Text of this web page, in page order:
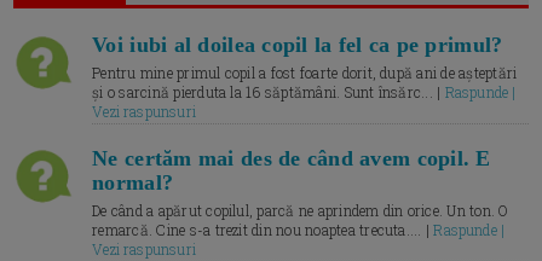
Voi iubi al doilea copil la fel ca pe primul?
Pentru mine primul copil a fost foarte dorit, după ani de așteptări
și o sarcină pierduta la 16 săptămâni. Sunt însărc... | Raspunde |
Vezi raspunsuri
Ne certăm mai des de când avem copil. E
normal?
De când a apărut copilul, parcă ne aprindem din orice. Un ton. O
remarcă. Cine s-a trezit din nou noaptea trecuta.... |Raspunde |
Vezi raspunsuri